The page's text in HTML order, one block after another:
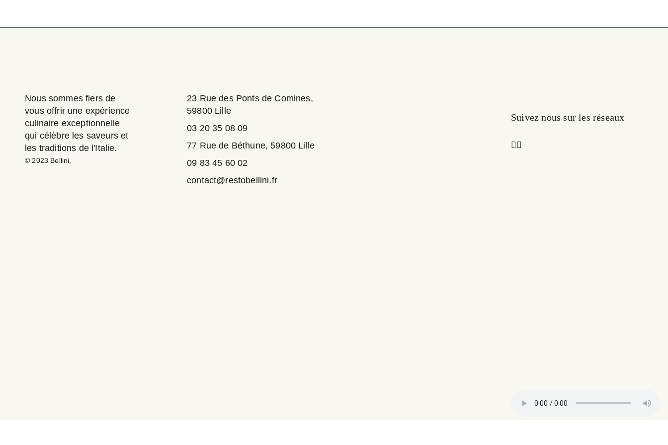
Nous sommes fiers de
vous offrir une expérience
culinaire exceptionnelle
qui célèbre les saveurs et
les traditions de l'Italie.
© 2023 Bellini
23 Rue des Ponts de Comines,
59800 Lille
03 20 35 08 09
77 Rue de Béthune, 59800 Lille
09 83 45 60 02
contact@restobellini.fr
Suivez nous sur les réseaux